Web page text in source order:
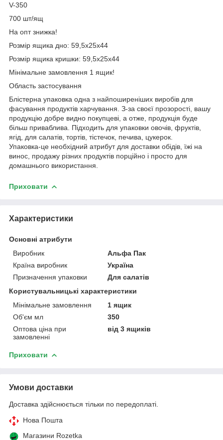
V-350
700 шт/ящ
На опт знижка!
Розмір ящика дно: 59,5х25х44
Розмір ящика кришки: 59,5х25х44
Мінімальне замовлення 1 ящик!
Область застосування
Блістерна упаковка одна з найпоширеніших виробів для
фасування продуктів харчування. З-за своєї прозорості, вашу
продукцію добре видно покупцеві, а отже, продукція буде
більш приваблива. Підходить для упаковки овочів, фруктів,
ягід, для салатів, тортів, тістечок, печива, цукерок.
Упаковка-це необхідний атрибут для доставки обідів, їжі на
винос, продажу різних продуктів порційно і просто для
домашнього використання.
Приховати
Характеристики
Основні атрибути
Виробник
Альфа Пак
Країна виробник
Україна
Призначення упаковки
Для салатів
Користувальницькі характеристики
Мінімальне замовлення
1 ящик
Об'єм мл
350
Оптова ціна при
замовленні
від 3 ящиків
Приховати
Умови доставки
Доставка здійснюється тільки по передоплаті.
Нова Пошта
Магазини Rozetka